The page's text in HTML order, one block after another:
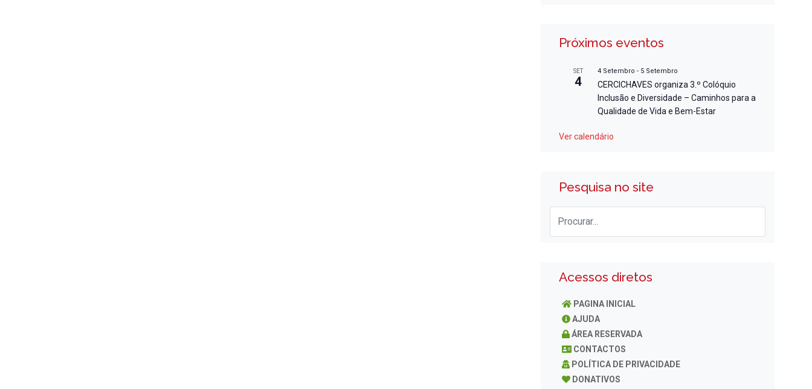
Próximos eventos
SET
4
4 Setembro - 5 Setembro
CERCICHAVES organiza 3.º Colóquio
Inclusão e Diversidade – Caminhos para a
Qualidade de Vida e Bem-Estar
Ver calendário
Pesquisa no site
Acessos diretos
PAGINA INICIAL
AJUDA
ÁREA RESERVADA
CONTACTOS
POLÍTICA DE PRIVACIDADE
DONATIVOS